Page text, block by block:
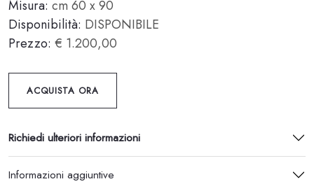
Misura: cm 60 x 90
Disponibilità: DISPONIBILE
Prezzo: € 1.200,00
ACQUISTA ORA
Richiedi ulteriori informazioni
Informazioni aggiuntive